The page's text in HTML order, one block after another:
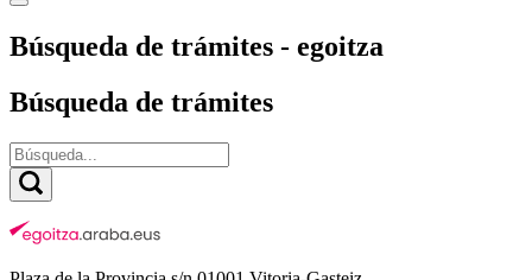
Búsqueda de trámites - egoitza
Búsqueda de trámites